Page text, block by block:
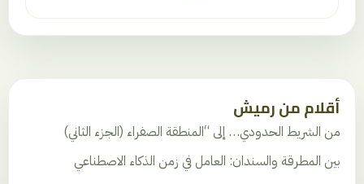
أقلام من رميش
من الشريط الحدودي… إلى “المنطقة الصفراء (الجزء الثاني)
بين المطرقة والسندان: العامل في زمن الذكاء الاصطناعي